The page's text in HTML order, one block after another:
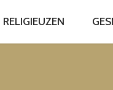
RELIGIEUZEN